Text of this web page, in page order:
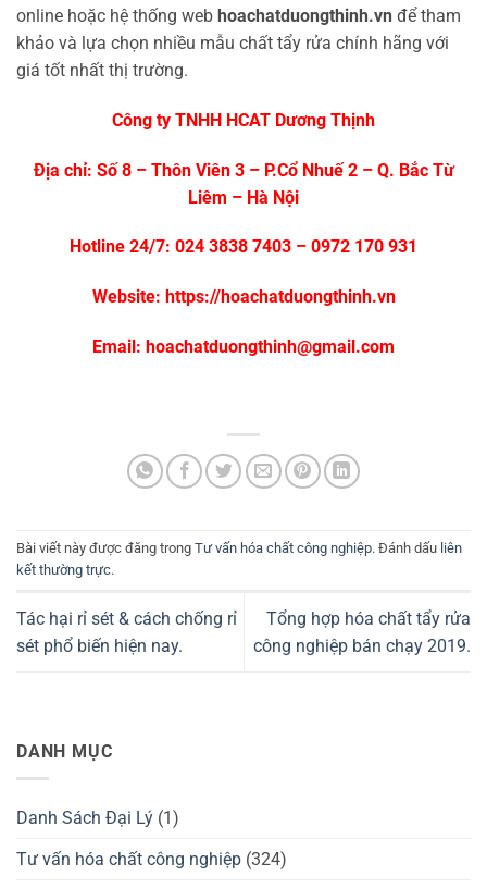
online hoặc hệ thống web hoachatduongthinh.vn để tham
khảo và lựa chọn nhiều mẫu chất tẩy rửa chính hãng với
giá tốt nhất thị trường.
Công ty TNHH HCAT Dương Thịnh
Địa chỉ: Số 8 – Thôn Viên 3 – P.Cổ Nhuế 2 – Q. Bắc Từ
Liêm – Hà Nội
Hotline 24/7: 024 3838 7403 – 0972 170 931
Website: https://hoachatduongthinh.vn
Email: hoachatduongthinh@gmail.com
Bài viết này được đăng trong Tư vấn hóa chất công nghiệp. Đánh dấu liên
kết thường trực.
Tác hại rỉ sét & cách chống rỉ
sét phổ biến hiện nay.
Tổng hợp hóa chất tẩy rửa
công nghiệp bán chạy 2019.
DANH MỤC
Danh Sách Đại Lý (1)
Tư vấn hóa chất công nghiệp (324)